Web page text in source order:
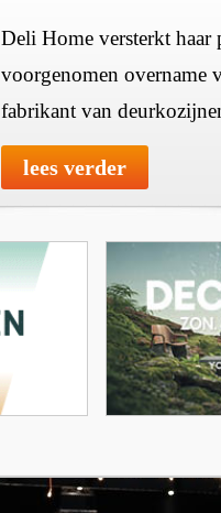
Deli Home versterkt haar
voorgenomen overname
fabrikant van
lees verder